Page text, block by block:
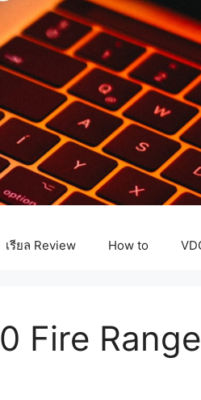
เรียล Review How to
Fire